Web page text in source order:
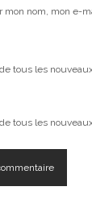
mon nom, mon e-
tous les
tous les